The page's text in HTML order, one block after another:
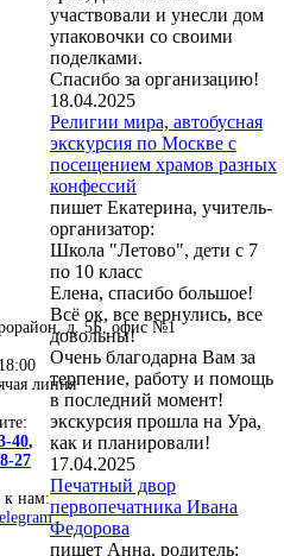
участвовали и унесли дом
упаковочки со своими
поделками.
Спасибо за организацию!
18.04.2025
Религии мира, автобусная
экскурсия по Москве с
посещением храмов разных
конфессий
пишет Екатерина, учитель-
организатор:
Школа "Летово", дети с 7
по 10 класс
Елена, спасибо большое!
Всё ок, все вернулись, все
довольны!
Очень благодарна Вам за
терпение, работу и помощь
в последний момент!
экскурсия прошла на Ура,
как и планировали!
17.04.2025
Печатный двор
первопечатника Ивана
Федорова
пишет Анна, родитель:
д. 5Б, офис №1
линия
40,
27
к нам: